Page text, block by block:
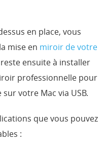
en place, vous
mise en miroir de votre
ensuite à installer
professionnelle pour
votre Mac via USB.
que vous pouvez
: